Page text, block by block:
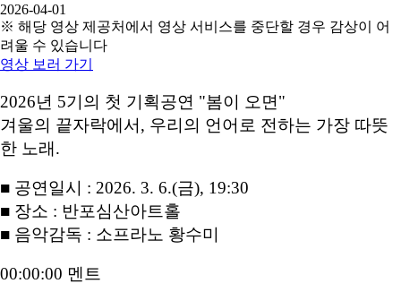
2026-04-01
※ 해당 영상 제공처에서 영상 서비스를 중단할 경우 감상이 어
려울 수 있습니다
영상 보러 가기
2026년 5기의 첫 기획공연 "봄이 오면"
겨울의 끝자락에서, 우리의 언어로 전하는 가장 따뜻
한 노래.
■ 공연일시 : 2026. 3. 6.(금), 19:30
■ 장소 : 반포심산아트홀
■ 음악감독 : 소프라노 황수미
00:00:00 멘트